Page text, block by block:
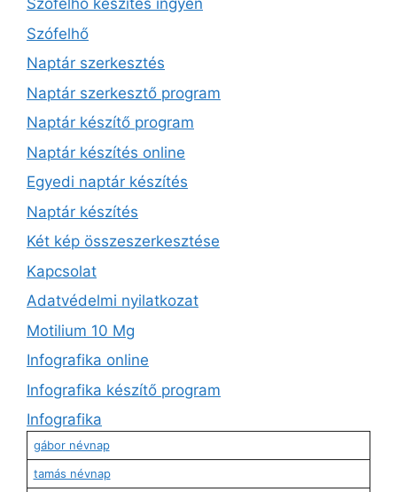
Szófelhő készítés ingyen
Szófelhő
Naptár szerkesztés
Naptár szerkesztő program
Naptár készítő program
Naptár készítés online
Egyedi naptár készítés
Naptár készítés
Két kép összeszerkesztése
Kapcsolat
Adatvédelmi nyilatkozat
Motilium 10 Mg
Infografika online
Infografika készítő program
Infografika
gábor névnap
tamás névnap